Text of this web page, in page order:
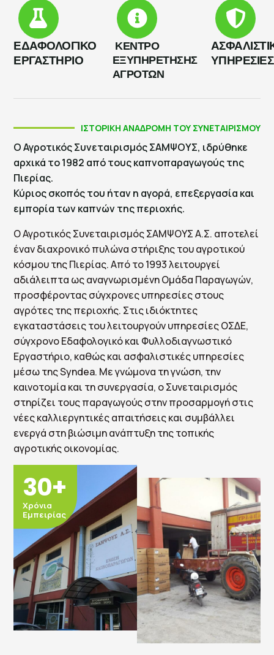
ΕΔΑΦΟΛΟΓΙΚΟ
ΕΡΓΑΣΤΗΡΙΟ
ΚΕΝΤΡΟ
ΕΞΥΠΗΡΕΤΗΣΗΣ
ΑΓΡΟΤΩΝ
ΥΠΗΡΕΣΙΕΣ
Χρόνια
Εμπειρίας
30+
ΙΣΤΟΡΙΚΗ ΑΝΑΔΡΟΜΗ ΤΟΥ ΣΥΝΕΤΑΙΡΙΣΜΟΥ
Ο Αγροτικός Συνεταιρισμός ΣΑΜΨΟΥΣ, ιδρύθηκε
αρχικά το 1982 από τους καπνοπαραγωγούς της
Πιερίας.
Κύριος σκοπός του ήταν η αγορά, επεξεργασία και
εμπορία των καπνών της περιοχής.
Ο Αγροτικός Συνεταιρισμός ΣΑΜΨΟΥΣ Α.Σ. αποτελεί
έναν διαχρονικό πυλώνα στήριξης του αγροτικού
κόσμου της Πιερίας. Από το 1993 λειτουργεί
αδιάλειπτα ως αναγνωρισμένη Ομάδα Παραγωγών,
προσφέροντας σύγχρονες υπηρεσίες στους
αγρότες της περιοχής. Στις ιδιόκτητες
εγκαταστάσεις του λειτουργούν υπηρεσίες ΟΣΔΕ,
σύγχρονο Εδαφολογικό και Φυλλοδιαγνωστικό
Εργαστήριο, καθώς και ασφαλιστικές υπηρεσίες
μέσω της Syndea. Με γνώμονα τη γνώση, την
καινοτομία και τη συνεργασία, ο Συνεταιρισμός
στηρίζει τους παραγωγούς στην προσαρμογή στις
νέες καλλιεργητικές απαιτήσεις και συμβάλλει
ενεργά στη βιώσιμη ανάπτυξη της τοπικής
αγροτικής οικονομίας.